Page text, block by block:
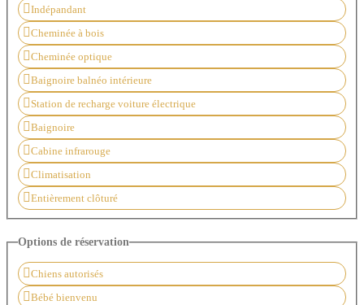
Indépandant
Cheminée à bois
Cheminée optique
Baignoire balnéo intérieure
Station de recharge voiture électrique
Baignoire
Cabine infrarouge
Climatisation
Entièrement clôturé
Options de réservation
Chiens autorisés
Bébé bienvenu